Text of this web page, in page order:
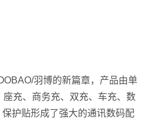
羽博的新篇章，产品由单
充、商务充、双充、车充、数
护贴形成了强大的通讯数码配